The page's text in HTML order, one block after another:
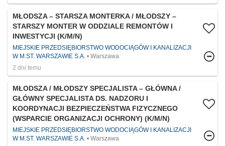
MŁODSZA – STARSZA MONTERKA / MŁODSZY –
STARSZY MONTER W ODDZIALE REMONTÓW I
INWESTYCJI (K/M/N)
MIEJSKIE PRZEDSIĘBIORSTWO WODOCIĄGÓW I KANALIZACJI
W M.ST. WARSZAWIE S.A.
Warszawa
2 dni temu
MŁODSZA / MŁODSZY SPECJALISTA – GŁÓWNA /
GŁÓWNY SPECJALISTA DS. NADZORU I
KOORDYNACJI BEZPIECZEŃSTWA FIZYCZNEGO
(WSPARCIE ORGANIZACJI OCHRONY) (K/M/N)
MIEJSKIE PRZEDSIĘBIORSTWO WODOCIĄGÓW I KANALIZACJI
W M.ST. WARSZAWIE S.A.
Warszawa